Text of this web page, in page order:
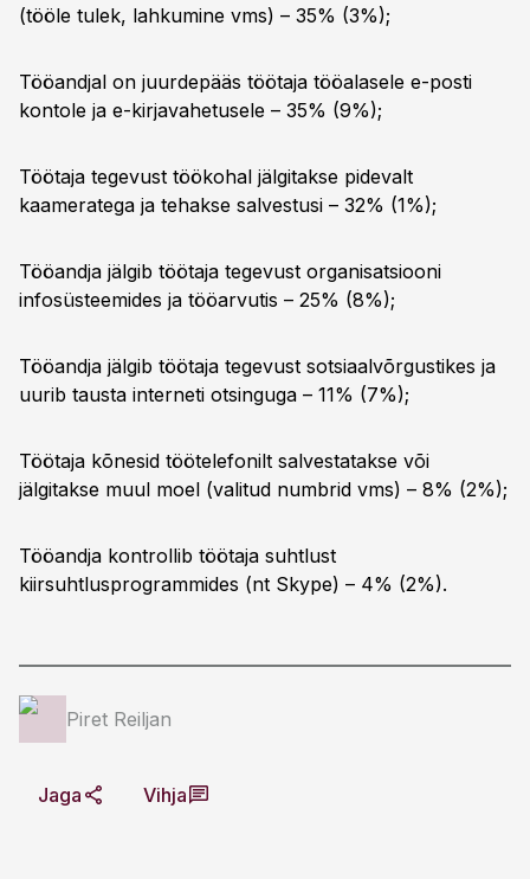
(tööle tulek, lahkumine vms) – 35% (3%);
Tööandjal on juurdepääs töötaja tööalasele e-posti
kontole ja e-kirjavahetusele – 35% (9%);
Töötaja tegevust töökohal jälgitakse pidevalt
kaameratega ja tehakse salvestusi – 32% (1%);
Tööandja jälgib töötaja tegevust organisatsiooni
infosüsteemides ja tööarvutis – 25% (8%);
Tööandja jälgib töötaja tegevust sotsiaalvõrgustikes ja
uurib tausta interneti otsinguga – 11% (7%);
Töötaja kõnesid töötelefonilt salvestatakse või
jälgitakse muul moel (valitud numbrid vms) – 8% (2%);
Tööandja kontrollib töötaja suhtlust
kiirsuhtlusprogrammides (nt Skype) – 4% (2%).
Piret Reiljan
Jaga Vihja